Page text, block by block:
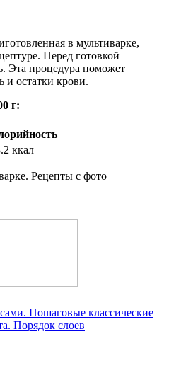
в мультиварке,
Перед готовкой
Эта процедура поможет
и остатки крови.
г:
ккал
Пошаговые классические
Порядок слоев